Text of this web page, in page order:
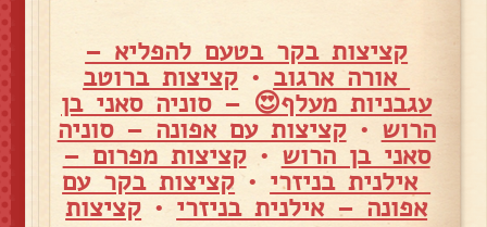
קציצות בקר בטעם להפליא –
אורה ארגוב • קציצות ברוטב
עגבניות מעלף😍 – סוניה סאני בן
הרוש •קציצות עם אפונה – סוניה
סאני בן הרוש •קציצות מפרום –
אילנית בניזרי • קציצות בקר עם
אפונה – אילנית בניזרי • קציצות